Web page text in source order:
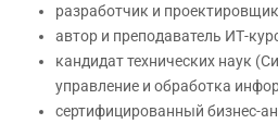
разработчик и
автор и преподаватель ИТ-
кандидат технических наук
управление и обработка
сертифицированный бизнес-